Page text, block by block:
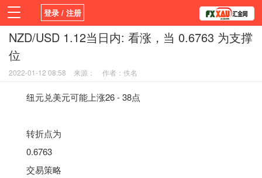
登录 / 注册
首页 新闻 观点 货币
学院
平台
NZD/USD 1.12当日内: 看涨，当 0.6763 为支撑
位
2022-01-12 08:58 来源： 作者：佚名
纽元兑美元可能上涨26 - 38点
转折点为
0.6763
交易策略